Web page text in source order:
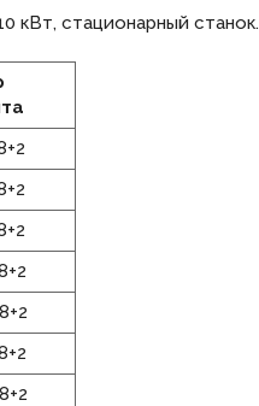
кВт, стационарный станок.